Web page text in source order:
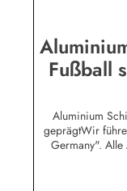
Fußball
Aluminium
geprägtWir
Germany".